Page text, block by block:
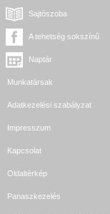
Sajtószoba
A tehetség sokszínű
Naptár
Munkatársak
Adatkezelési szabályzat
Impresszum
Kapcsolat
Oldaltérkép
Panaszkezelés